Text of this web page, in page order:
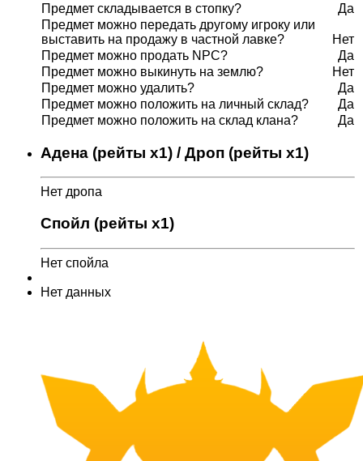
Предмет складывается в стопку?
Да
Предмет можно передать другому игроку или
выставить на продажу в частной лавке?
Нет
Предмет можно продать NPC?
Да
Предмет можно выкинуть на землю?
Нет
Предмет можно удалить?
Да
Предмет можно положить на личный склад?
Да
Предмет можно положить на склад клана?
Да
Адена (рейты x1) / Дроп (рейты x1)
Нет дропа
Спойл (рейты x1)
Нет спойла
Нет данных